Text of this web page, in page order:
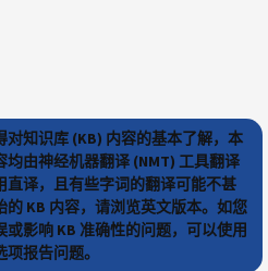
对知识库 (KB) 内容的基本了解，本
均由神经机器翻译 (NMT) 工具翻译
直译，且有些字词的翻译可能不甚
的 KB 内容，请浏览英文版本。如您
或影响 KB 准确性的问题，可以使用
报告问题。